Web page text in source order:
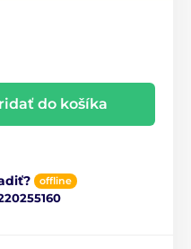
do košíka
offline